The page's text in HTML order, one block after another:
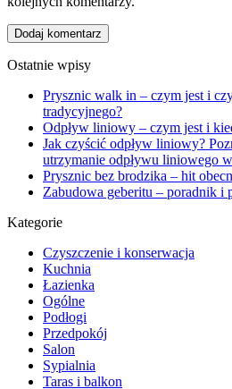
Ostatnie wpisy
Prysznic walk in – czym jest i
tradycyjnego?
Odpływ liniowy – czym jest i
Jak czyścić odpływ liniowy?
utrzymanie odpływu liniowego
Prysznic bez brodzika – hit
Zabudowa geberitu – poradnik i
Kategorie
Czyszczenie i konserwacja
Kuchnia
Łazienka
Ogólne
Podłogi
Przedpokój
Salon
Sypialnia
Taras i balkon